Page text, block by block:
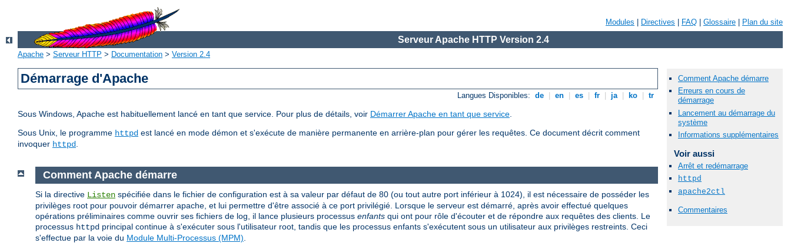
Modules Directives FAQ Glossaire Plan du site
Serveur Apache HTTP Version 2.4
Apache > Serveur HTTP > Documentation > Version 2.4
Démarrage d'Apache
Langues Disponibles: de en es fr ja ko tr
Sous Windows, Apache est habituellement lancé en tant que service. Pour plus de détails, voir Démarrer Apache en tant que service.
Sous Unix, le programme httpd est lancé en mode démon et s'exécute de manière permanente en arrière-plan pour gérer les requêtes. Ce document décrit comment
invoquer httpd.
Comment Apache démarre
Erreurs en cours de
démarrage
Lancement au démarrage du
système
Informations supplémentaires
Voir aussi
Arrêt et redémarrage
httpd
apache2ctl
Commentaires
Comment Apache démarre
Si la directive Listen spécifiée dans le fichier de configuration est à sa valeur par défaut de 80 (ou tout autre port inférieur à 1024), il est nécessaire de posséder les
privilèges root pour pouvoir démarrer apache, et lui permettre d'être associé à ce port privilégié. Lorsque le serveur est démarré, après avoir effectué quelques
opérations préliminaires comme ouvrir ses fichiers de log, il lance plusieurs processus enfants qui ont pour rôle d'écouter et de répondre aux requêtes des clients. Le
processus httpd principal continue à s'exécuter sous l'utilisateur root, tandis que les processus enfants s'exécutent sous un utilisateur aux privilèges restreints. Ceci
s'effectue par la voie du Module Multi-Processus (MPM)